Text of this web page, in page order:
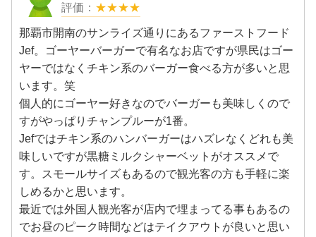
★★★★
那覇市開南のサンライズ通りにあるファーストフード
Jef。ゴーヤーバーガーで有名なお店ですが県民はゴー
ヤーではなくチキン系のバーガー食べる方が多いと思
います。笑
個人的にゴーヤー好きなのでバーガーも美味しくので
すがやっぱりチャンプルーが1番。
Jefではチキン系のハンバーガーはハズレなくどれも美
味しいですが黒糖ミルクシャーベットがオススメで
す。スモールサイズもあるので観光客の方も手軽に楽
しめるかと思います。
最近では外国人観光客が店内で埋まってる事もあるの
でお昼のピーク時間などはテイクアウトが良いと思い